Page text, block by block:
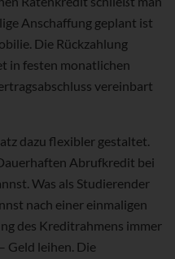
Anschaffung geplant ist
Die Rückzahlung
in festen monatlichen
vereinbart
dazu flexibler gestaltet.
Abrufkredit bei
Was als Studierender
nach einer einmaligen
des Kreditrahmens immer
Geld leihen. Die